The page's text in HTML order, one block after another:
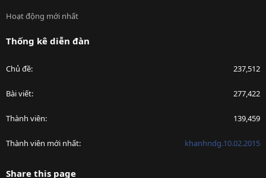
Hoạt động mới nhất
Thống kê diễn đàn
Chủ đề 237,512
Bài viết 277,422
Thành viên 139,459
Thành viên mới nhất khanhndg.10.02.2015
Share this page